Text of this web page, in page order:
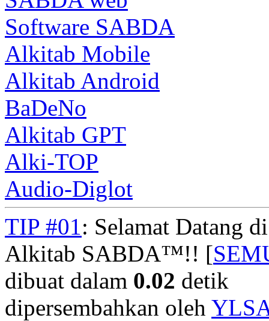
Software SABDA
Alkitab Mobile
Alkitab Android
BaDeNo
Alkitab GPT
Alki-TOP
Audio-Diglot
TIP #01: Selamat Datang
Alkitab SABDA™!! [
dibuat dalam 0.02 detik
dipersembahkan oleh